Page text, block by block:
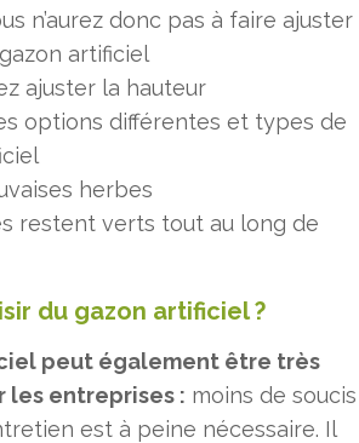
n’aurez donc pas à faire ajuster
artificiel
ajuster la hauteur
options différentes et types de
herbes
restent verts tout au long de
du gazon artificiel ?
peut également être très
les entreprises : moins de soucis
est à peine nécessaire. Il